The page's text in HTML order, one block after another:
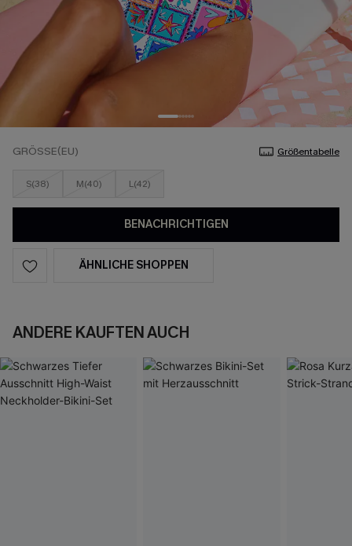
GRÖSSE(EU) Größentabelle
S(38) M(40) L(42)
BENACHRICHTIGEN
ÄHNLICHE SHOPPEN
ANDERE KAUFTEN AUCH